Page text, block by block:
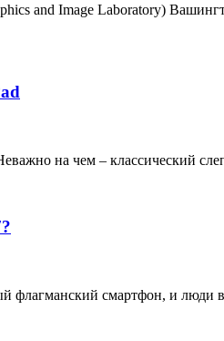
and Image Laboratory)
на чем – классический
флагманский смартфон, и люди